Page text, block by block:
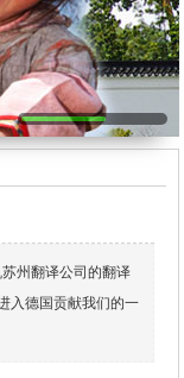
州翻译公司的翻译
入德国贡献我们的一